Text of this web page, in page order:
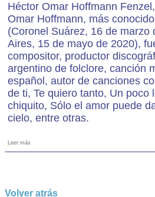
Héctor Omar Hoffmann
Omar Hoffmann, más
(Coronel Suárez, 16 de marzo
Aires, 15 de mayo de 2020),
compositor, productor
argentino de folclore, canción
español, autor de canciones
de ti, Te quiero tanto, Un poco
chiquito, Sólo el amor puede
cielo, entre otras.
Leer más
Volver atrás